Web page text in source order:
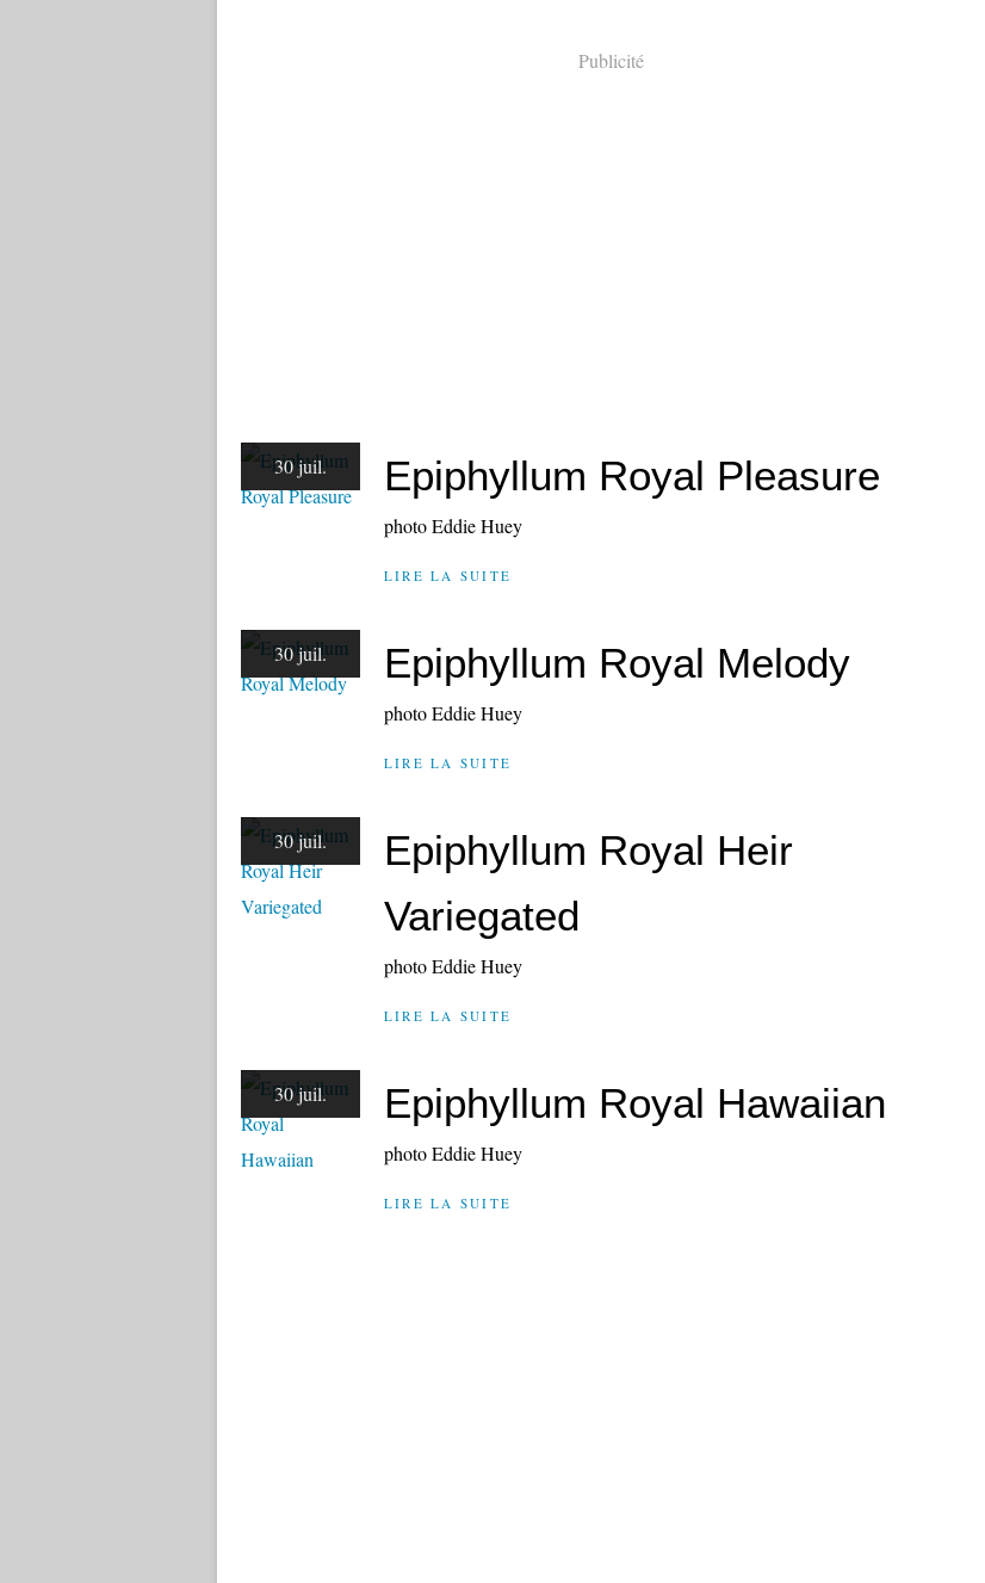
Publicité
30 juil. Epiphyllum Royal Pleasure
photo Eddie Huey
LIRE LA SUITE
30 juil. Epiphyllum Royal Melody
photo Eddie Huey
LIRE LA SUITE
30 juil.
Epiphyllum Royal Heir
Variegated
photo Eddie Huey
LIRE LA SUITE
30 juil. Epiphyllum Royal Hawaiian
photo Eddie Huey
LIRE LA SUITE